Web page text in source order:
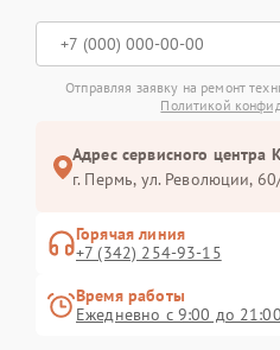
Отправляя заявку на ремонт
Политикой
Адрес сервисного центра
г. Пермь, ул. ​Революции,
Горячая линия
+7 (342) 254-93-15
Время работы
Ежедневно с 9:00 до 21:00